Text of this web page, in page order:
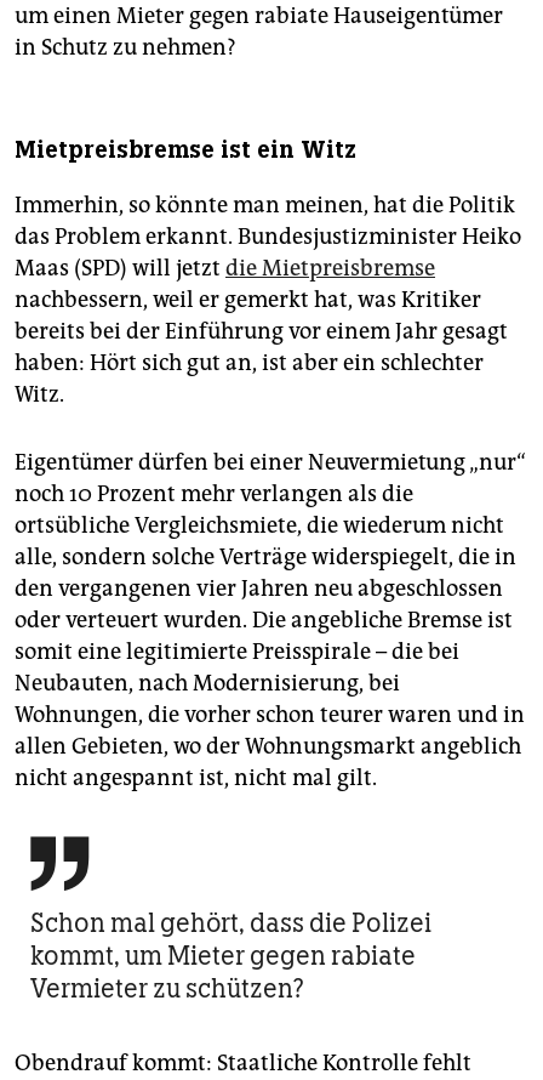
um einen Mieter gegen rabiate Hauseigentümer
in Schutz zu nehmen?
Mietpreisbremse ist ein Witz
Immerhin, so könnte man meinen, hat die Politik
das Problem erkannt. Bundesjustizminister Heiko
Maas (SPD) will jetzt die Mietpreisbremse
nachbessern, weil er gemerkt hat, was Kritiker
bereits bei der Einführung vor einem Jahr gesagt
haben: Hört sich gut an, ist aber ein schlechter
Witz.
Eigentümer dürfen bei einer Neuvermietung „nur“
noch 10 Prozent mehr verlangen als die
ortsübliche Vergleichsmiete, die wiederum nicht
alle, sondern solche Verträge widerspiegelt, die in
den vergangenen vier Jahren neu abgeschlossen
oder verteuert wurden. Die angebliche Bremse ist
somit eine legitimierte Preisspirale – die bei
Neubauten, nach Modernisierung, bei
Wohnungen, die vorher schon teurer waren und in
allen Gebieten, wo der Wohnungsmarkt angeblich
nicht angespannt ist, nicht mal gilt.

Schon mal gehört, dass die Polizei
kommt, um Mieter gegen rabiate
Vermieter zu schützen?
Obendrauf kommt: Staatliche Kontrolle fehlt